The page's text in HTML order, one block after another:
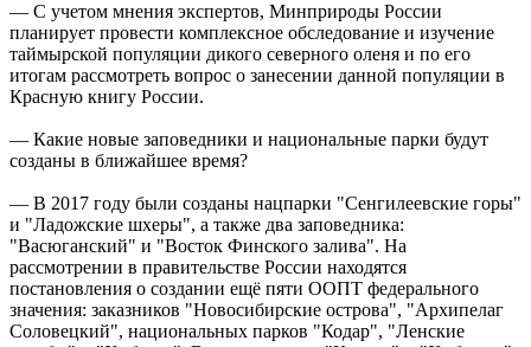
— С учетом мнения экспертов, Минприроды России
планирует провести комплексное обследование и изучение
таймырской популяции дикого северного оленя и по его
итогам рассмотреть вопрос о занесении данной популяции в
Красную книгу России.
— Какие новые заповедники и национальные парки будут
созданы в ближайшее время?
— В 2017 году были созданы нацпарки "Сенгилеевские горы"
и "Ладожские шхеры", а также два заповедника:
"Васюганский" и "Восток Финского залива". На
рассмотрении в правительстве России находятся
постановления о создании ещё пяти ООПТ федерального
значения: заказников "Новосибирские острова", "Архипелаг
Соловецкий", национальных парков "Кодар", "Ленские